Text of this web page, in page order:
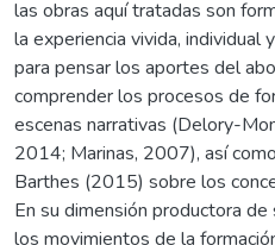
las obras aquí tratadas son
la experiencia vivida, individual
para pensar los aportes del
comprender los procesos de
escenas narrativas (Delory-
2014; Marinas, 2007), así
Barthes (2015) sobre los
En su dimensión productora de
los movimientos de la